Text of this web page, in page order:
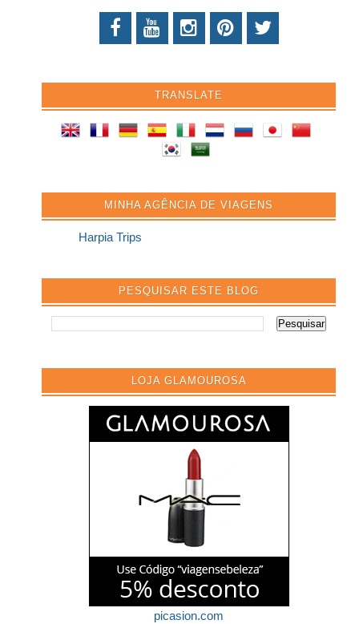
TRANSLATE
MINHA AGÊNCIA DE VIAGENS
Harpia Trips
PESQUISAR ESTE BLOG
LOJA GLAMOUROSA
picasion.com